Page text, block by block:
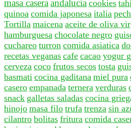
masa casera andalucia cookies
quinoa comida japonesa italia
Tortilla maicena aceite de oliva
hamburguesa chocolate negro
cuchareo turron comida asiatica
recetas veganas cafe cacao yogur
cerveza coco frutos secos tosta
basmati cocina gaditana miel pura
casero empanada ternera verduras
snack galletas saladas cocina
hinojo masa filo trufa trenza sin
cilantro bolitas fritura comida